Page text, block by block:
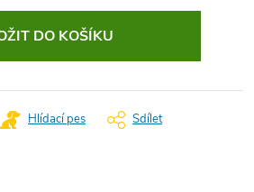
DO KOŠÍKU
Hlídací pes Sdílet